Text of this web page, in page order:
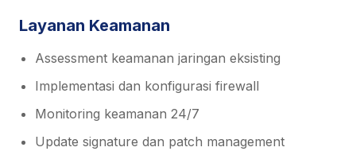
Layanan Keamanan
Assessment keamanan jaringan eksisting
Implementasi dan konfigurasi firewall
Monitoring keamanan 24/7
Update signature dan patch management